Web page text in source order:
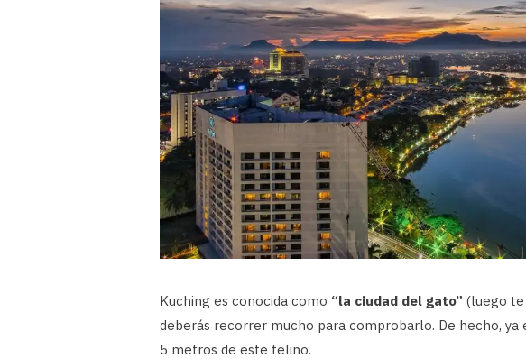
Kuching es conocida como “la ciudad del gato” (luego te
deberás recorrer mucho para comprobarlo. De hecho,
5 metros de este felino.